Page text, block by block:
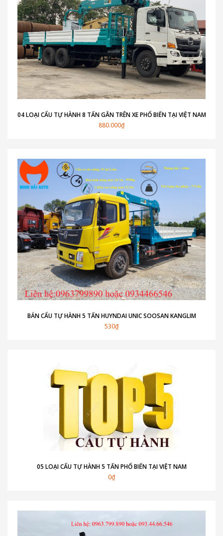
04 LOẠI CẨU TỰ HÀNH 8 TẤN GẮN TRÊN XE PHỔ BIẾN TẠI VIỆT NAM
880.000₫
BÁN CẨU TỰ HÀNH 5 TẤN HUYNDAI UNIC SOOSAN KANGLIM
530₫
05 LOẠI CẨU TỰ HÀNH 5 TẤN PHỔ BIẾN TẠI VIỆT NAM
0₫